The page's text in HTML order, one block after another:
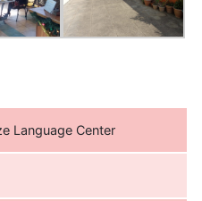
Language Center